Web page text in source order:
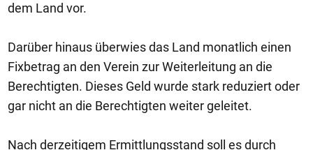
dem Land vor.
Darüber hinaus überwies das Land monatlich einen
Fixbetrag an den Verein zur Weiterleitung an die
Berechtigten. Dieses Geld wurde stark reduziert oder
gar nicht an die Berechtigten weiter geleitet.
Nach derzeitigem Ermittlungsstand soll es durch